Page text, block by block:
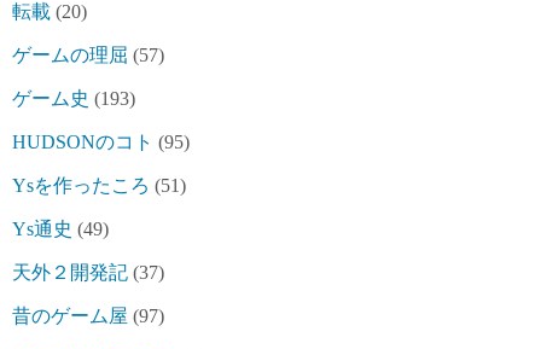
転載 (20)
ゲームの理屈 (57)
ゲーム史 (193)
HUDSONのコト (95)
Ysを作ったころ (51)
Ys通史 (49)
天外２開発記 (37)
昔のゲーム屋 (97)